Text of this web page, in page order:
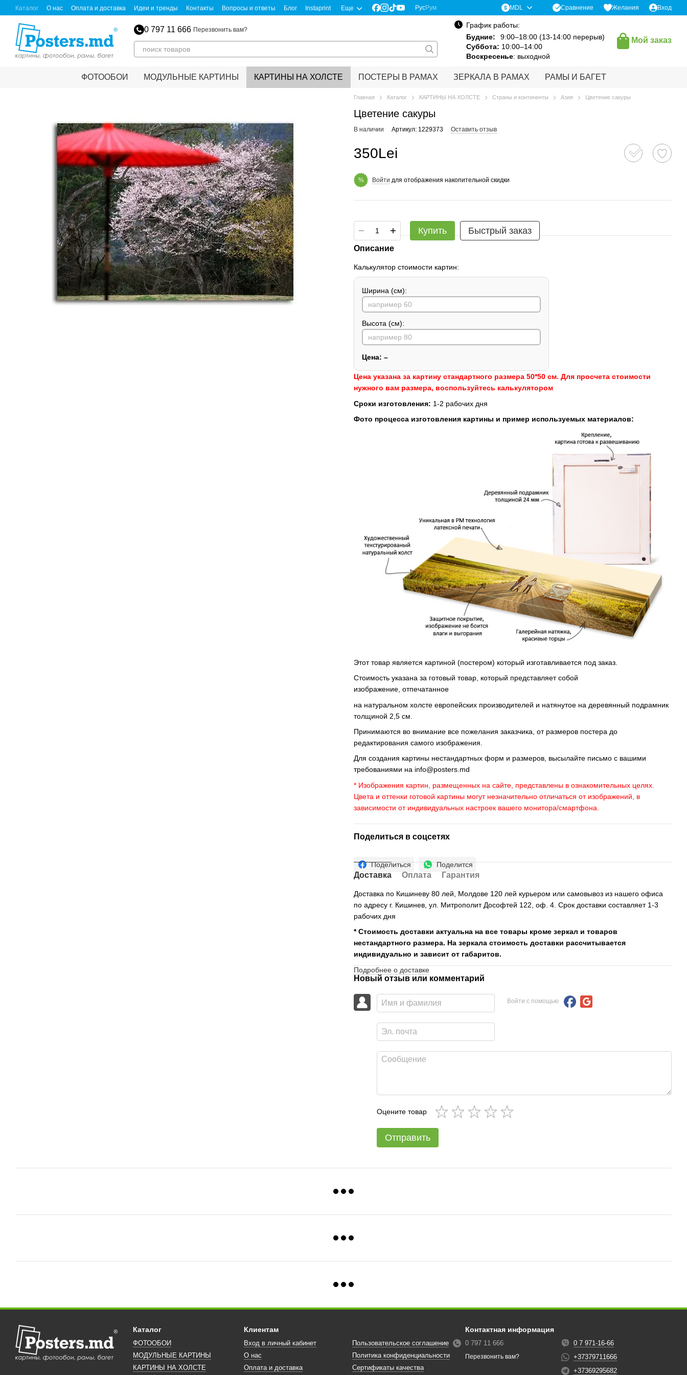
Перейти к основному контенту
Каталог О нас Оплата и доставка Идеи и тренды Контакты Вопросы и ответы Блог Instaprint Еще РусРум MDL Сравнение Желания Вход
0 797 11 666 Перезвонить вам?
График работы:
Будние:
9:00–18:00 (13-14:00 перерыв)
Суббота: 10:00–14:00
Воскресенье: выходной
Мой заказ
ФОТООБОИ МОДУЛЬНЫЕ КАРТИНЫ КАРТИНЫ НА ХОЛСТЕ ПОСТЕРЫ В РАМАХ ЗЕРКАЛА В РАМАХ РАМЫ И БАГЕТ
Главная Каталог КАРТИНЫ НА ХОЛСТЕ Страны и континенты Азия Цветение сакуры
Цветение сакуры
В наличии Артикул: 1229373 Оставить отзыв
350Lei
% Войти для отображения накопительной скидки
Купить Быстрый заказ
Описание
Калькулятор стоимости картин:
Ширина (см):
Высота (см):
Цена: –
Цена указана за картину стандартного размера 50*50 см. Для просчета стоимости
нужного вам размера, воспользуйтесь калькулятором
Сроки изготовления: 1-2 рабочих дня
Фото процесса изготовления картины и пример используемых материалов:
Этот товар является картиной (постером) который изготавливается под заказ.
Стоимость указана за готовый товар, который представляет собой
изображение, отпечатанное
на натуральном холсте европейских производителей и натянутое на деревянный подрамник
толщиной 2,5 см.
Принимаются во внимание все пожелания заказчика, от размеров постера до
редактирования самого изображения.
Для создания картины нестандартных форм и размеров, высылайте письмо c вашими
требованиями на info@posters.md
* Изображения картин, размещенных на сайте, представлены в ознакомительных целях.
Цвета и оттенки готовой картины могут незначительно отличаться от изображений, в
зависимости от индивидуальных настроек вашего монитора/смартфона.
Поделиться в соцсетях
Поделиться Поделится
Доставка Оплата Гарантия
Доставка по Кишиневу 80 лей, Молдове 120 лей курьером или самовывоз из нашего офиса
по адресу г. Кишинев, ул. Митрополит Дософтей 122, оф. 4. Срок доставки составляет 1-3
рабочих дня
* Стоимость доставки актуальна на все товары кроме зеркал и товаров
нестандартного размера. На зеркала стоимость доставки рассчитывается
индивидуально и зависит от габаритов.
Подробнее о доставке
Новый отзыв или комментарий
Войти с помощью
Оцените товар
Отправить
Каталог
ФОТООБОИ
МОДУЛЬНЫЕ КАРТИНЫ
КАРТИНЫ НА ХОЛСТЕ
Клиентам
Вход в личный кабинет
О нас
Оплата и доставка
Пользовательское соглашение
Политика конфиденциальности
Сертификаты качества
Контактная информация
0 797 11 666
Перезвонить вам?
0 7 971-16-66
+37379711666
+37369295682